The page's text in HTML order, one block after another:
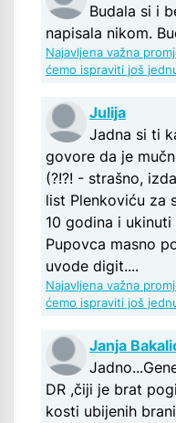
Budala si i
napisala nikom.
Najavljena važna
ćemo ispraviti još
Julija
Jadna si ti
govore da je
(?!?! - strašno,
list Plenkoviću za
10 godina i
Pupovca masno
uvode digit....
Najavljena važna
ćemo ispraviti još
Janja
DR ,čiji je brat
kosti ubijenih